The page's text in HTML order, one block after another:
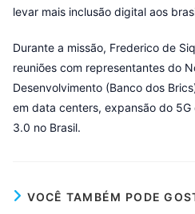
levar mais inclusão digital aos
Durante a missão, Frederico de
reuniões com representantes do
Desenvolvimento (Banco dos
em data centers, expansão do
3.0 no Brasil.
VOCÊ TAMBÉM PODE